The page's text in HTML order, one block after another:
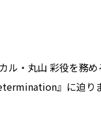
ル・丸山 彩役を務
』に迫り